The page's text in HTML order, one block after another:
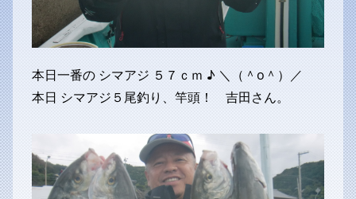
本日一番の シマアジ ５７ｃｍ ♪ ＼（＾o＾）／
本日 シマアジ５尾釣り、竿頭！ 吉田さん。